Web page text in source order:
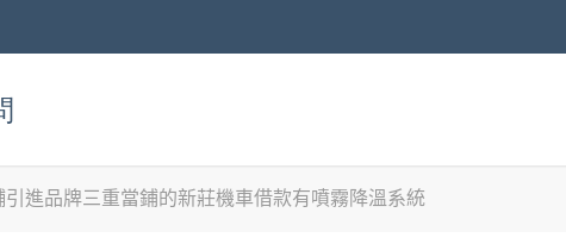
引進品牌三重當鋪的新莊機車借款有噴霧降溫系統